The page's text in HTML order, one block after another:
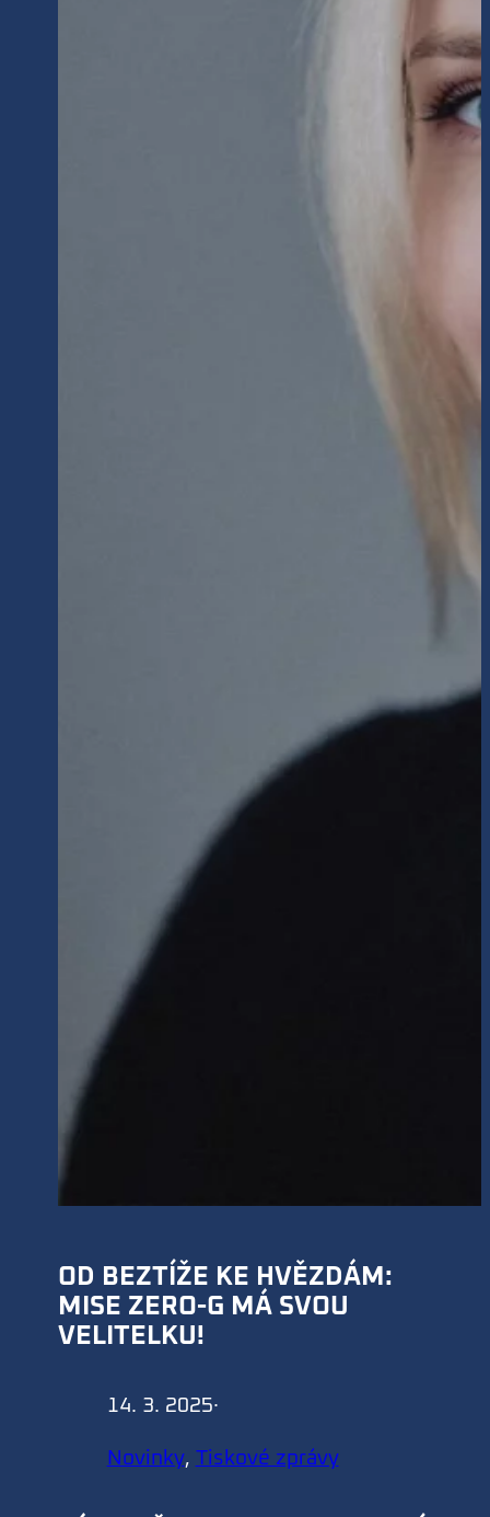
OD BEZTÍŽE KE HVĚZDÁM:
MISE ZERO-G MÁ SVOU
VELITELKU!
14. 3. 2025·
Novinky, Tiskové zprávy